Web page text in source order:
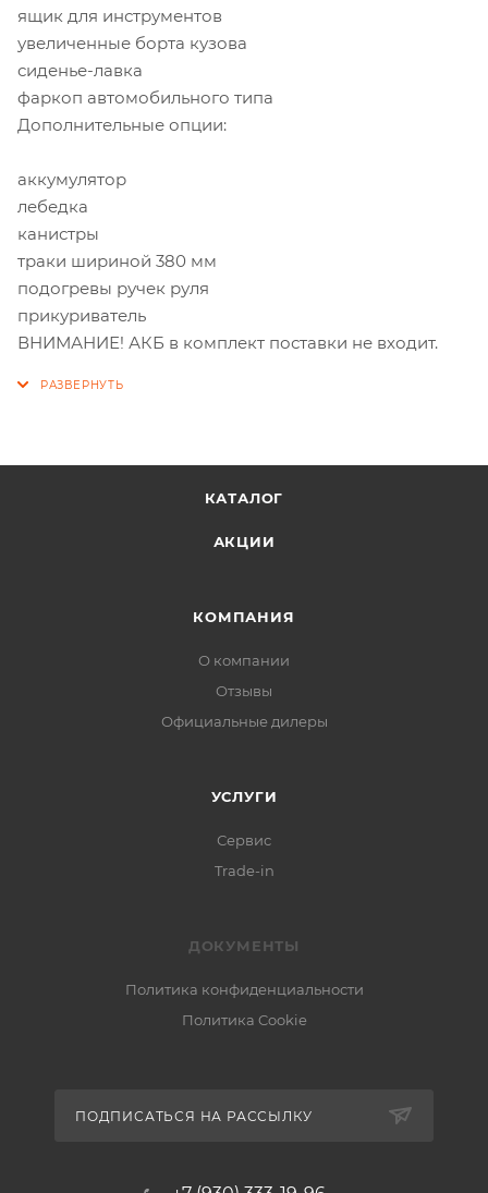
ящик для инструментов
увеличенные борта кузова
сиденье-лавка
фаркоп автомобильного типа
Дополнительные опции:
аккумулятор
лебедка
канистры
траки шириной 380 мм
подогревы ручек руля
прикуриватель
ВНИМАНИЕ! АКБ в комплект поставки не входит.
КАТАЛОГ
АКЦИИ
КОМПАНИЯ
О компании
Отзывы
Официальные дилеры
УСЛУГИ
Сервис
Trade-in
ДОКУМЕНТЫ
Политика конфиденциальности
Политика Cookie
ПОДПИСАТЬСЯ НА РАССЫЛКУ